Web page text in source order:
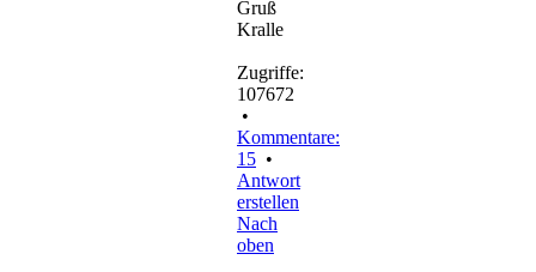
Gruß
Kralle
Zugriffe:
107672
•
Kommentare:
15 •
Antwort
erstellen
Nach
oben